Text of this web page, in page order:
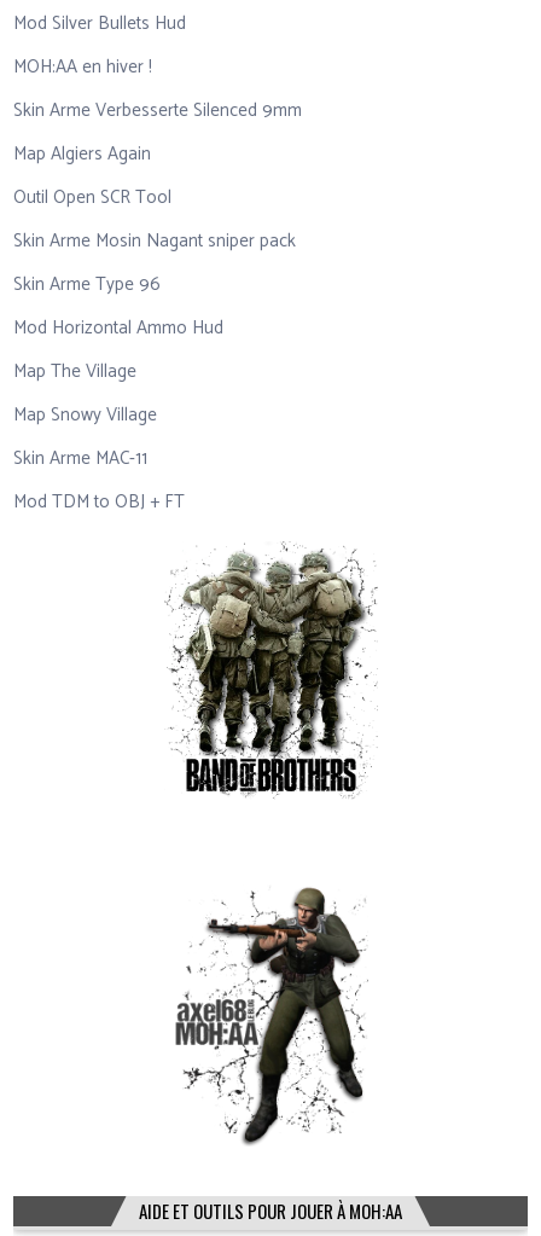
Mod Silver Bullets Hud
MOH:AA en hiver !
Skin Arme Verbesserte Silenced 9mm
Map Algiers Again
Outil Open SCR Tool
Skin Arme Mosin Nagant sniper pack
Skin Arme Type 96
Mod Horizontal Ammo Hud
Map The Village
Map Snowy Village
Skin Arme MAC-11
Mod TDM to OBJ + FT
AIDE ET OUTILS POUR JOUER À MOH:AA